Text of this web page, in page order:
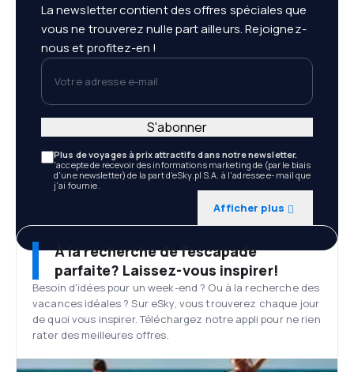
La newsletter contient des offres spéciales que
vous ne trouverez nulle part ailleurs. Rejoignez-
nous et profitez-en !
Votre adresse e-mail
Plus de voyages à prix attractifs dans notre newsletter.
'accepte de recevoir des informations marketing de (par le biais
d'une newsletter) de la part d'eSky.pl S.A. à l'adresse e-mail que
j'ai fournie.
Afficher plus
S'abonner
À la recherche de l'escapade
parfaite? Laissez-vous inspirer!
Besoin d'idées pour un week-end ? Ou à la recherche des
vacances idéales ? Sur eSky, vous trouverez chaque jour
de quoi vous inspirer. Téléchargez notre appli pour ne rien
rater des meilleures offres.